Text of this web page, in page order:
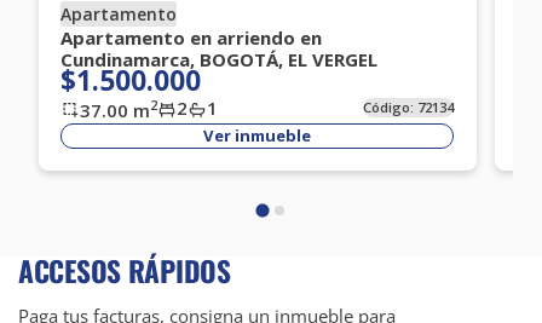
Apartamento
Apartamento en arriendo en
Cundinamarca, BOGOTÁ, EL VERGEL
$1.500.000
37.00 m2 2 1 Código: 72134
Ver inmueble
ACCESOS RÁPIDOS
Paga tus facturas, consigna un inmueble para